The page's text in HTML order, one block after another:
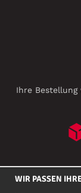
Ihre
WIR PASSEN